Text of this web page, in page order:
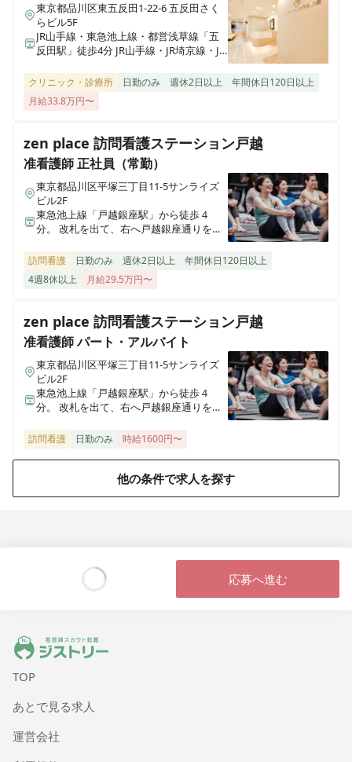
ホスピス西城Ⅰ・Ⅱ
岩手県一関市八幡町2-43 （社団医療法人西城病院）
医療施設型ホスピス 医心館小田原
神奈川県小田原市成田501-3
医療施設型ホスピス 医心館鈴鹿
三重県鈴鹿市末広東5番（住所未定）
医療施設型ホスピス 医心館豊中
大阪府豊中市立花町１丁目6-31
医療施設型ホスピス 医心館加須
埼玉県加須市不動岡一丁目（住所未定）
医療施設型ホスピス 医心館ふくにし
三重県名張市東町1921-1
医療施設型ホスピス 医心館弘前
青森県弘前市大字外崎4丁目2-3
医療施設型ホスピス 医心館篠崎
東京都江戸川区篠崎町2丁目31-3（住所未定）
医療施設型ホスピス 医心館秋田
秋田県秋田市広面字大巻59
愛知県名古屋市昭和区南山町22-11
医療施設型ホスピス 医心館菊名
神奈川県横浜市港北区菊名六丁目20-42
医療施設型ホスピス 医心館八王子
東京都八王子市明神町三丁目3-20
ス / 施設専従看護師
東京都品川区東五反田1-22-6 五反田さく
らビル5F
JR山手線・東急池上線・都営浅草線「五
反田駅」徒歩4分 JR山手線・JR埼京線・JR
かい線「大崎駅」徒歩8分
クリニック・診療所 日勤のみ 週休2日以上
年間休日120日以上
月給33.8万円〜
zen place 訪問看護ステーション戸越
准看護師正社員（常勤）
東京都品川区平塚三丁目11-5サンライズ
ビル2F
東急池上線「戸越銀座駅」から徒歩４
分。 改札を出て、右へ戸越銀座通りを進
メン屋の間を左折。住宅街を突き抜ける
外階段の２階にあります。
訪問看護 日勤のみ 週休2日以上
年間休日120日以上
4週8休以上
月給29.5万円〜
zen place 訪問看護ステーション戸越
准看護師パート・アルバイト
東京都品川区平塚三丁目11-5サンライズ
ビル2F
東急池上線「戸越銀座駅」から徒歩４
分。 改札を出て、右へ戸越銀座通りを進
メン屋の間を左折。住宅街を突き抜ける
と、左側に１階に蘭専門店があるビルの
外階段の２階にあります。
訪問看護 日勤のみ 時給1600円〜
他の条件で求人を探す
応募へ進む
ジストリー 看護師の転職マッチング
TOP
あとで見る求人
運営会社